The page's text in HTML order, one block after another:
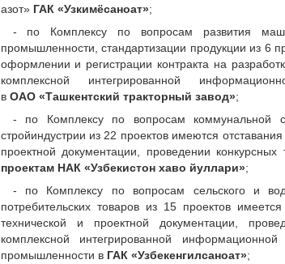
азот» ГАК «Узкимёсаноат»;
- по Комплексу по вопросам развития
промышленности, стандартизации продукции из 6
оформлении и регистрации контракта на
комплексной интегрированной
в ОАО «Ташкентский тракторный завод»;
- по Комплексу по вопросам коммунальной
стройиндустрии из 22 проектов имеются
проектной документации, проведении
проектам НАК «Узбекистон хаво йуллари»;
- по Комплексу по вопросам сельского и
потребительских товаров из 15 проектов
технической и проектной документации,
комплексной интегрированной
промышленности в ГАК «Узбекенгилсаноат»;